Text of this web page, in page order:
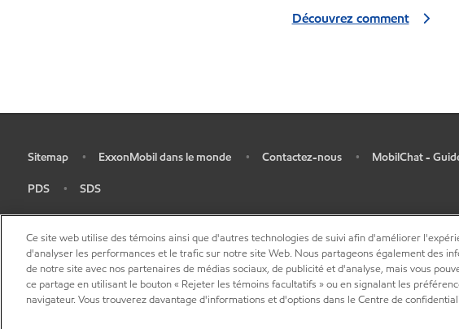
Découvrez comment
Sitemap • ExxonMobil dans le monde • Contactez-nous • MobilChat -
PDS • SDS
Centre de
Ce site web utilise des témoins ainsi que d'autres technologies de suivi afin d'améliorer
d'analyser les performances et le trafic sur notre site Web. Nous partageons également des
de notre site avec nos partenaires de médias sociaux, de publicité et d'analyse, mais vous
ce partage en utilisant le bouton « Rejeter les témoins facultatifs » ou en signalant les
navigateur. Vous trouverez davantage d'informations et d'options dans le Centre de